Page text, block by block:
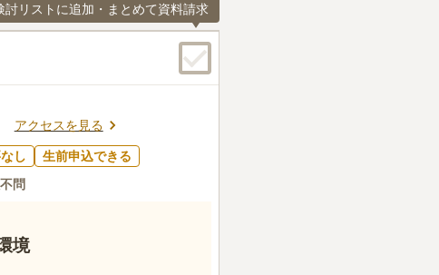
討リストに追加・まとめて資料請求
アクセスを見る
し
生前申込できる
問
境